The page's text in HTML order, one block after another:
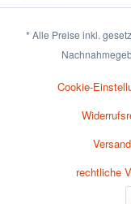
* Alle Preise inkl.
Cookie-
rechtliche